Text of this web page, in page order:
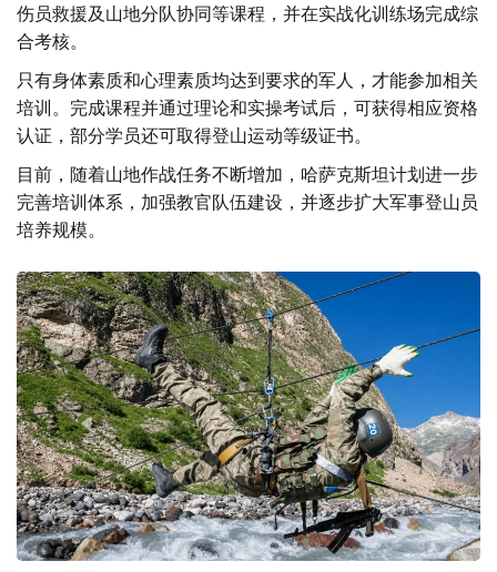
伤员救援及山地分队协同等课程，并在实战化训练场完成综
合考核。
只有身体素质和心理素质均达到要求的军人，才能参加相关
培训。完成课程并通过理论和实操考试后，可获得相应资格
认证，部分学员还可取得登山运动等级证书。
目前，随着山地作战任务不断增加，哈萨克斯坦计划进一步
完善培训体系，加强教官队伍建设，并逐步扩大军事登山员
培养规模。